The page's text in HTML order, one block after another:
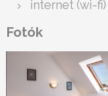
internet (wi-fi)
Fotók